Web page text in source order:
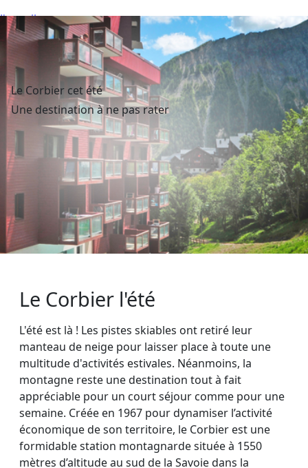
J'appelle
Le Corbier cet été
Une destination à ne pas rater
Le Corbier l'été
L'été est là ! Les pistes skiables ont retiré leur
manteau de neige pour laisser place à toute une
multitude d'activités estivales. Néanmoins, la
montagne reste une destination tout à fait
appréciable pour un court séjour comme pour une
semaine. Créée en 1967 pour dynamiser l’activité
économique de son territoire, le Corbier est une
formidable station montagnarde située à 1550
mètres d’altitude au sud de la Savoie dans la